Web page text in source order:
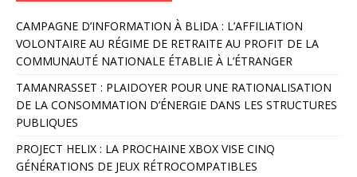
l
t
e
r
n
a
t
i
v
CAMPAGNE D’INFORMATION À BLIDA : L’AFFILIATION
VOLONTAIRE AU RÉGIME DE RETRAITE AU PROFIT DE LA
COMMUNAUTÉ NATIONALE ÉTABLIE À L’ÉTRANGER
TAMANRASSET : PLAIDOYER POUR UNE RATIONALISATION
DE LA CONSOMMATION D’ÉNERGIE DANS LES STRUCTURES
PUBLIQUES
PROJECT HELIX : LA PROCHAINE XBOX VISE CINQ
GÉNÉRATIONS DE JEUX RÉTROCOMPATIBLES